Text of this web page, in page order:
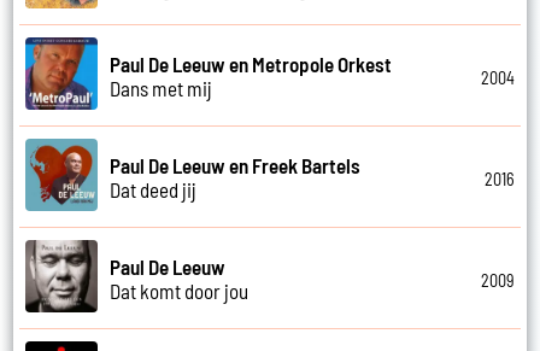
Paul De Leeuw en Metropole Orkest
Dans met mij
2004
Paul De Leeuw en Freek Bartels
Dat deed jij
2016
Paul De Leeuw
Dat komt door jou
2009